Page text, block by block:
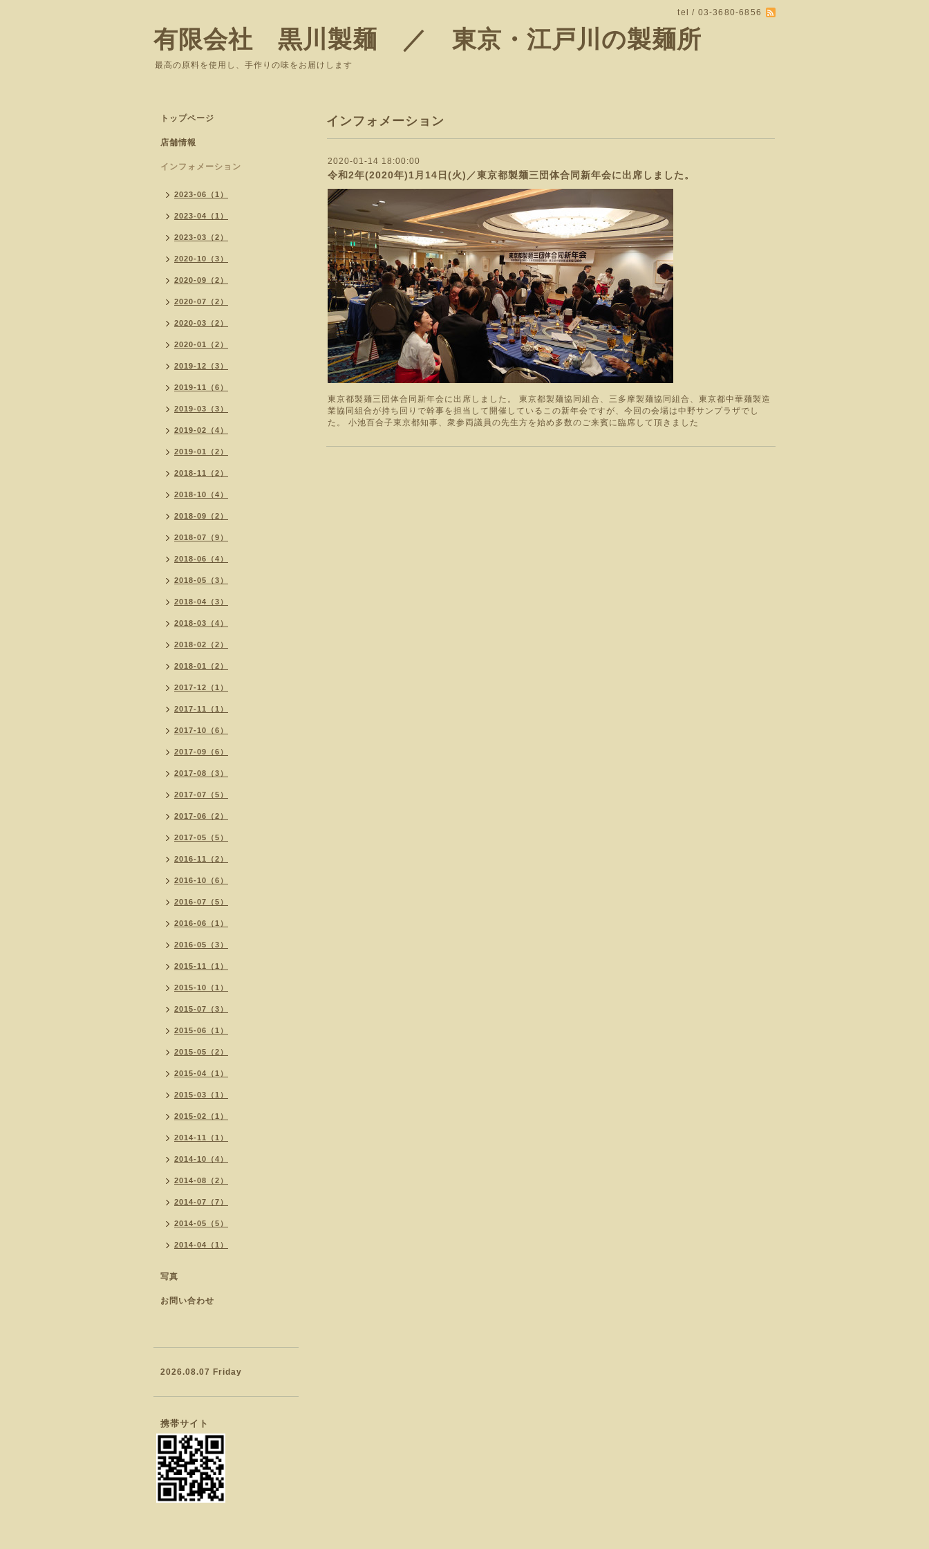
tel / 03-3680-6856
有限会社 黒川製麺 ／ 東京・江戸川の製麺所
最高の原料を使用し、手作りの味をお届けします
インフォメーション
2020-01-14 18:00:00
令和2年(2020年)1月14日(火)／東京都製麺三団体合同新年会に出席しました。
東京都製麺三団体合同新年会に出席しました。 東京都製麺協同組合、三多摩製麺協同組合、東京都中華麺製造
業協同組合が持ち回りで幹事を担当して開催しているこの新年会ですが、今回の会場は中野サンプラザでし
た。 小池百合子東京都知事、衆参両議員の先生方を始め多数のご来賓に臨席して頂きました
トップページ
店舗情報
インフォメーション
2023-06（1）
2023-04（1）
2023-03（2）
2020-10（3）
2020-09（2）
2020-07（2）
2020-03（2）
2020-01（2）
2019-12（3）
2019-11（6）
2019-03（3）
2019-02（4）
2019-01（2）
2018-11（2）
2018-10（4）
2018-09（2）
2018-07（9）
2018-06（4）
2018-05（3）
2018-04（3）
2018-03（4）
2018-02（2）
2018-01（2）
2017-12（1）
2017-11（1）
2017-10（6）
2017-09（6）
2017-08（3）
2017-07（5）
2017-06（2）
2017-05（5）
2016-11（2）
2016-10（6）
2016-07（5）
2016-06（1）
2016-05（3）
2015-11（1）
2015-10（1）
2015-07（3）
2015-06（1）
2015-05（2）
2015-04（1）
2015-03（1）
2015-02（1）
2014-11（1）
2014-10（4）
2014-08（2）
2014-07（7）
2014-05（5）
2014-04（1）
写真
お問い合わせ
2026.08.07 Friday
携帯サイト